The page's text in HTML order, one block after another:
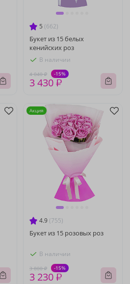
5 (662)
Букет из 15 белых
кенийских роз
В наличии
4 040 ₽ -15%
3 430 ₽
4.9 (755)
Букет из 15 розовых роз
В наличии
3 800 ₽ -15%
3 230 ₽
Акция